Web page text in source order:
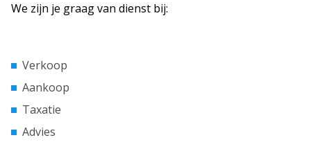
We zijn je graag van dienst bij:
Verkoop
Aankoop
Taxatie
Advies